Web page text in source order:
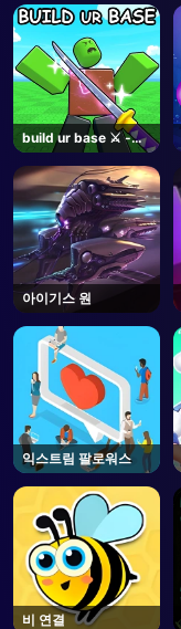
build ur base ⚔️ -
Roblox
아이기스 원
익스트림 팔로워스
비 연결